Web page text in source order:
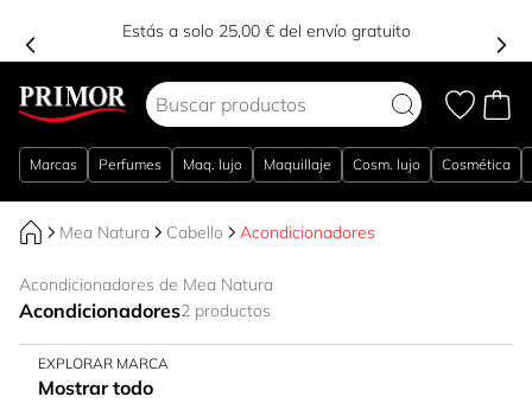
Estás a solo 25,00 € del envío gratuito
Marcas Perfumes Maq. lujo Maquillaje Cosm. lujo Cosmética
Mea Natura Cabello Acondicionadores
Acondicionadores de Mea Natura
Acondicionadores2 productos
EXPLORAR MARCA
Mostrar todo